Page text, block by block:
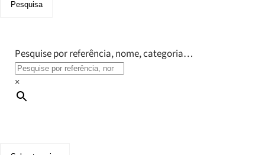
Pesquisa
Pesquise por referência, nome, categoria…
×